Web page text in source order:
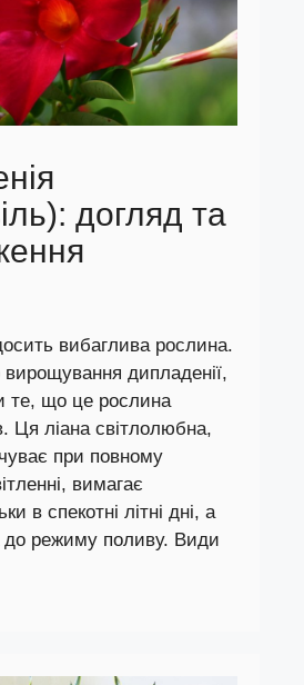
догляд та
вибаглива рослина.
дипладенії,
те, що це рослина
Ця ліана світлолюбна,
при повному
вимагає
в спекотні літні дні, а
до режиму поливу. Види